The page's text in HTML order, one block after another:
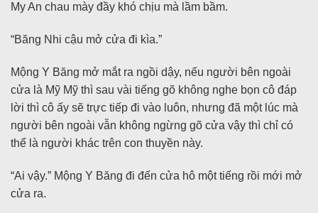
My An chau mày đầy khó chịu mà lầm bầm.
“Băng Nhi cậu mở cửa đi kìa.”
Mộng Y Băng mở mắt ra ngồi dậy, nếu người bên ngoài
cửa là Mỹ Mỹ thì sau vài tiếng gõ không nghe bọn cô đáp
lời thì cô ấy sẽ trực tiếp đi vào luôn, nhưng đã một lúc mà
người bên ngoài vẫn không ngừng gõ cửa vậy thì chỉ có
thể là người khác trên con thuyền này.
“Ai vậy.” Mộng Y Băng đi đến cửa hô một tiếng rồi mới mở
cửa ra.